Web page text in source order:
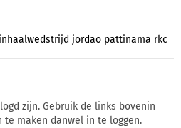
inhaalwedstrijd jordao pattinama rkc
zijn. Gebruik de links bovenin
te maken danwel in te loggen.